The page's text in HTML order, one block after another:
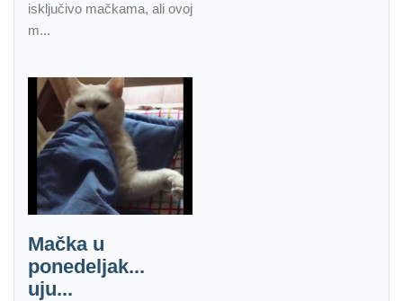
isključivo mačkama, ali ovoj
m...
Mačka u
ponedeljak...
uju...